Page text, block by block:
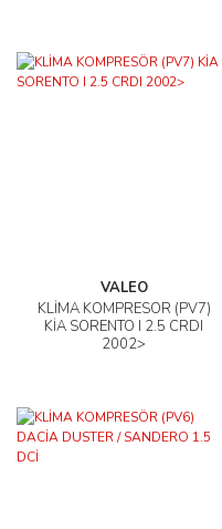
VALEO
KLİMA KOMPRESÖR (PV7)
KİA SORENTO I 2.5 CRDI
2002>